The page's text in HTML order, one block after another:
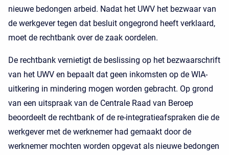
nieuwe bedongen arbeid. Nadat het UWV het bezwaar van
de werkgever tegen dat besluit ongegrond heeft verklaard,
moet de rechtbank over de zaak oordelen.
De rechtbank vernietigt de beslissing op het bezwaarschrift
van het UWV en bepaalt dat geen inkomsten op de WIA-
uitkering in mindering mogen worden gebracht. Op grond
van een uitspraak van de Centrale Raad van Beroep
beoordeelt de rechtbank of de re-integratieafspraken die de
werkgever met de werknemer had gemaakt door de
werknemer mochten worden opgevat als nieuwe bedongen